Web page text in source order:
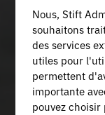
Nous, Stift
souhaitons
des services
utiles pour
permettent
importante
pouvez choisir